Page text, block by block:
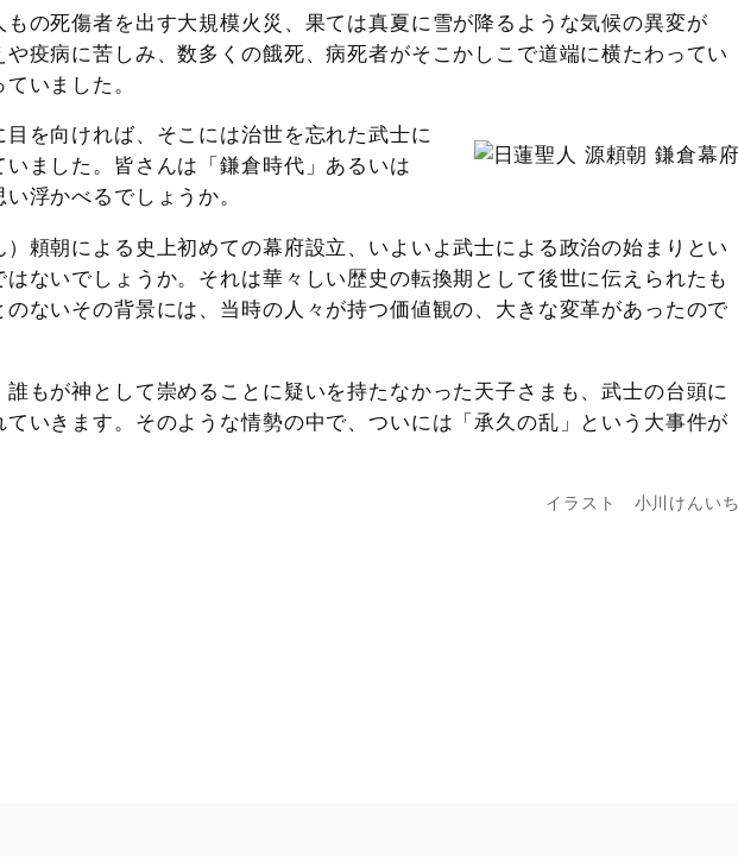
の死傷者を出す大規模火災、果ては真夏に雪が降るような気候の異変が
疫病に苦しみ、数多くの餓死、病死者がそこかしこで道端に横たわってい
いました。
を向ければ、そこには治世を忘れた武士に
ました。皆さんは「鎌倉時代」あるいは
浮かべるでしょうか。
頼朝による史上初めての幕府設立、いよいよ武士による政治の始まりとい
ないでしょうか。それは華々しい歴史の転換期として後世に伝えられたも
ないその背景には、当時の人々が持つ価値観の、大きな変革があったので
もが神として崇めることに疑いを持たなかった天子さまも、武士の台頭に
いきます。そのような情勢の中で、ついには「承久の乱」という大事件が
イラスト 小川けんいち